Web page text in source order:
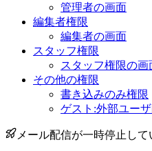
管理者の画面
編集者権限
編集者の画面
スタッフ権限
スタッフ権限の画
その他の権限
書き込みのみ権限
ゲスト:外部ユー
メール配信が一時停止して